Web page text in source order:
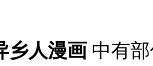
乡人漫画 中有